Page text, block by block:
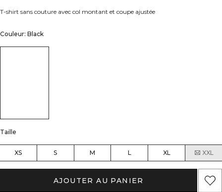
T-shirt sans couture avec col montant et coupe ajustée
Couleur: Black
Taille
XS S M L XL XXL
AJOUTER AU PANIER